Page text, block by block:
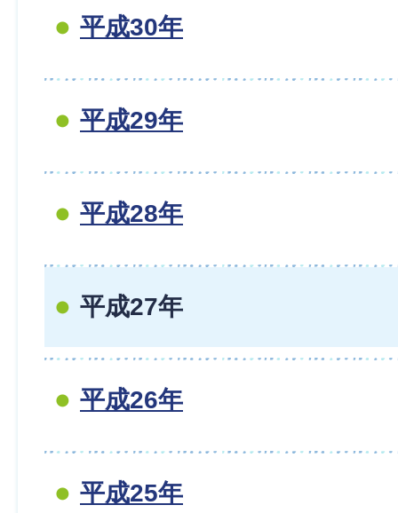
平成30年
平成29年
平成28年
平成27年
平成26年
平成25年